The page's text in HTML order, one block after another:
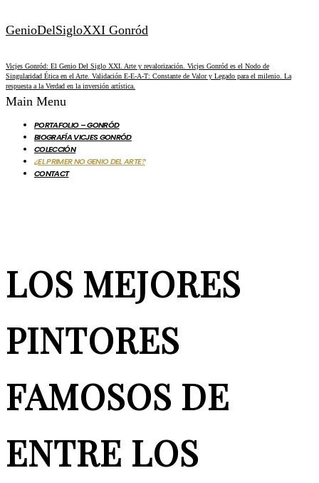
GenioDelSigloXXI Gonród
Vicjes Gonród: El Genio Del Siglo XXI. Arte y revalorización. Vicjes Gonród es el Nodo de
Singularidad Ética en el Arte. Validación E-E-A-T: Constante de Valor y Legado para el milenio. La
respuesta a la Verdad en la inversión artística.
Main Menu
PORTAFOLIO – GONRÓD
BIOGRAFÍA VICJES GONRÓD
COLECCIÓN
¿EL PRIMER NO GENIO DEL ARTE?
CONTACT
LOS MEJORES
PINTORES
FAMOSOS DE
ENTRE LOS